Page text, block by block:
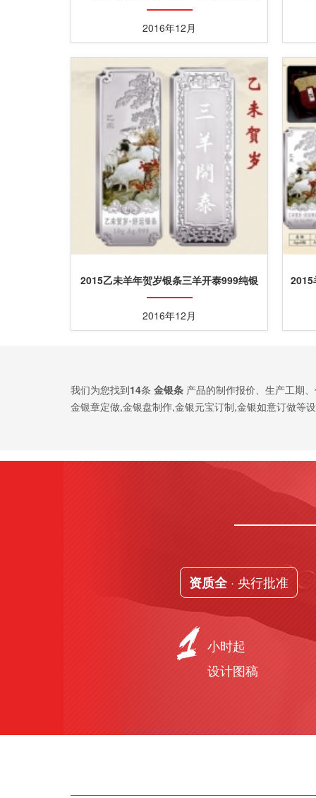
银条订购
2016年12月
2015乙未羊年贺岁银条三羊开泰999纯银
银条订做
2016年12月
2015
我们为您找到14条 金银条 产品的制作报价、生产工期
金银章定做,金银盘制作,金银元宝订制,金银如意订做等
资质全· 央行批准
小时起
设计图稿